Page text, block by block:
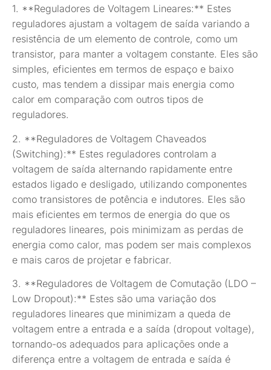
1. **Reguladores de Voltagem Lineares:** Estes
reguladores ajustam a voltagem de saída variando a
resistência de um elemento de controle, como um
transistor, para manter a voltagem constante. Eles são
simples, eficientes em termos de espaço e baixo
custo, mas tendem a dissipar mais energia como
calor em comparação com outros tipos de
reguladores.
2. **Reguladores de Voltagem Chaveados
(Switching):** Estes reguladores controlam a
voltagem de saída alternando rapidamente entre
estados ligado e desligado, utilizando componentes
como transistores de potência e indutores. Eles são
mais eficientes em termos de energia do que os
reguladores lineares, pois minimizam as perdas de
energia como calor, mas podem ser mais complexos
e mais caros de projetar e fabricar.
3. **Reguladores de Voltagem de Comutação (LDO –
Low Dropout):** Estes são uma variação dos
reguladores lineares que minimizam a queda de
voltagem entre a entrada e a saída (dropout voltage),
tornando-os adequados para aplicações onde a
diferença entre a voltagem de entrada e saída é